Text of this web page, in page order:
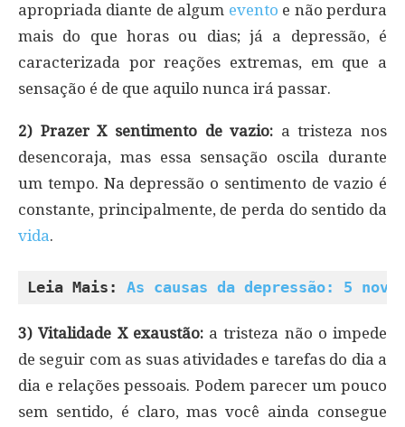
apropriada diante de algum evento e não perdura
mais do que horas ou dias; já a depressão, é
caracterizada por reações extremas, em que a
sensação é de que aquilo nunca irá passar.
2) Prazer X sentimento de vazio: a tristeza nos
desencoraja, mas essa sensação oscila durante
um tempo. Na depressão o sentimento de vazio é
constante, principalmente, de perda do sentido da
vida.
Leia Mais: As causas da depressão: 5
3) Vitalidade X exaustão:a tristeza não o impede
de seguir com as suas atividades e tarefas do dia a
dia e relações pessoais. Podem parecer um pouco
sem sentido, é claro, mas você ainda consegue